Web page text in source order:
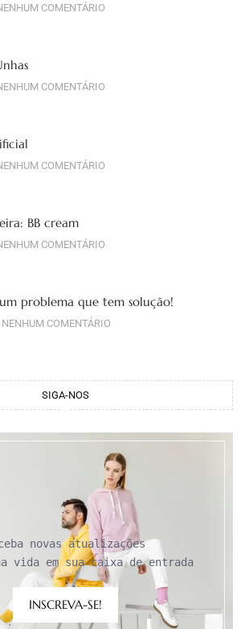
COMENTÁRIO
COMENTÁRIO
COMENTÁRIO
BB cream
COMENTÁRIO
problema que tem solução!
NENHUM COMENTÁRIO
SIGA-NOS
novas atualizações
vida em sua caixa de entrada
INSCREVA-SE!